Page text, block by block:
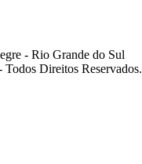
- Rio Grande do Sul
Direitos Reservados.